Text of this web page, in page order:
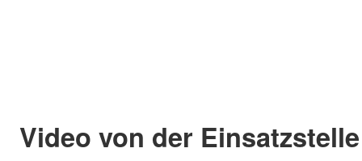
Video von der Einsatzstelle